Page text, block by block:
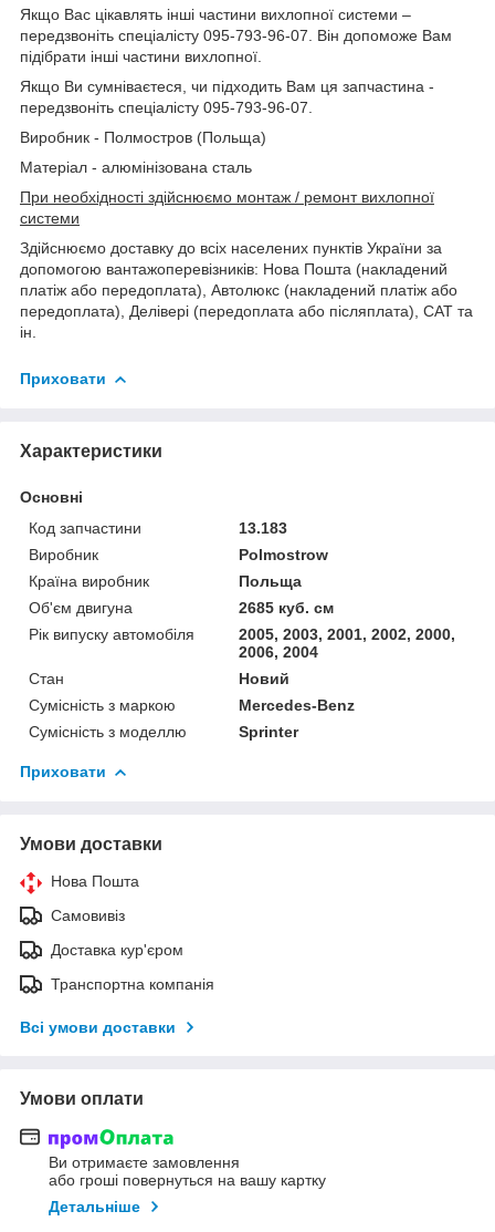
Якщо Вас цікавлять інші частини вихлопної системи –
передзвоніть спеціалісту 095-793-96-07. Він допоможе Вам
підібрати інші частини вихлопної.
Якщо Ви сумніваєтеся, чи підходить Вам ця запчастина -
передзвоніть спеціалісту 095-793-96-07.
Виробник - Полмостров (Польща)
Матеріал - алюмінізована сталь
При необхідності здійснюємо монтаж / ремонт вихлопної
системи
Здійснюємо доставку до всіх населених пунктів України за
допомогою вантажоперевізників: Нова Пошта (накладений
платіж або передоплата), Автолюкс (накладений платіж або
передоплата), Делівері (передоплата або післяплата), САТ та
ін.
Приховати
Характеристики
Основні
Код запчастини
13.183
Виробник
Polmostrow
Країна виробник
Польща
Об'єм двигуна
2685 куб. см
Рік випуску автомобіля
2005, 2003, 2001, 2002, 2000,
2006, 2004
Стан
Новий
Сумісність з маркою
Mercedes-Benz
Сумісність з моделлю
Sprinter
Приховати
Умови доставки
Нова Пошта
Самовивіз
Доставка кур'єром
Транспортна компанія
Всі умови доставки
Умови оплати
Ви отримаєте замовлення
або гроші повернуться на вашу картку
Детальніше